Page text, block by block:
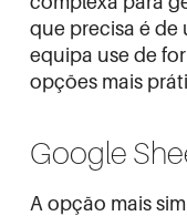
que precisa é de
equipa use de
opções mais
Google
A opção mais